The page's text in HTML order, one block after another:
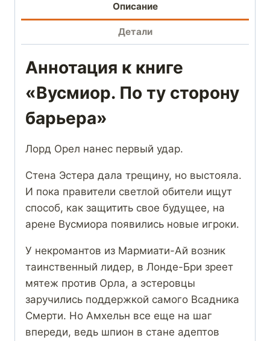
Описание
Детали
Аннотация к книге
«Вусмиор. По ту сторону
барьера»
Лорд Орел нанес первый удар.
Стена Эстера дала трещину, но выстояла.
И пока правители светлой обители ищут
способ, как защитить свое будущее, на
арене Вусмиора появились новые игроки.
У некромантов из Мармиати-Ай возник
таинственный лидер, в Лонде-Бри зреет
мятеж против Орла, а эстеровцы
заручились поддержкой самого Всадника
Смерти. Но Амхельн все еще на шаг
впереди, ведь шпион в стане адептов